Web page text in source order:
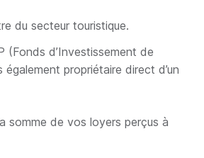
du secteur touristique.
(Fonds d’Investissement de
propriétaire direct d’un
somme de vos loyers perçus à